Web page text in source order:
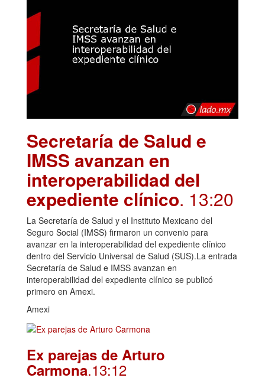
Secretaría de Salud e
IMSS avanzan en
interoperabilidad del
expediente clínico. 13:20
La Secretaría de Salud y el Instituto Mexicano del
Seguro Social (IMSS) firmaron un convenio para
avanzar en la interoperabilidad del expediente clínico
dentro del Servicio Universal de Salud (SUS).La entrada
Secretaría de Salud e IMSS avanzan en
interoperabilidad del expediente clínico se publicó
primero en Amexi.
Amexi
Ex parejas de Arturo
Carmona.13:12